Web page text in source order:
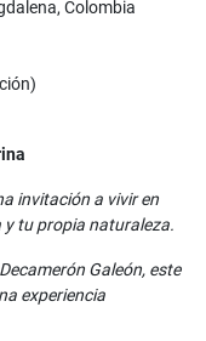
Colombia
invitación a vivir en
y tu propia naturaleza.
Galeón, este
experiencia